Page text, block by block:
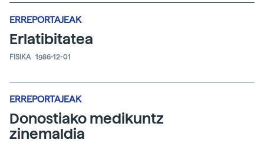
ERREPORTAJEAK
Erlatibitatea
FISIKA 1986-12-01
ERREPORTAJEAK
Donostiako medikuntz
zinemaldia